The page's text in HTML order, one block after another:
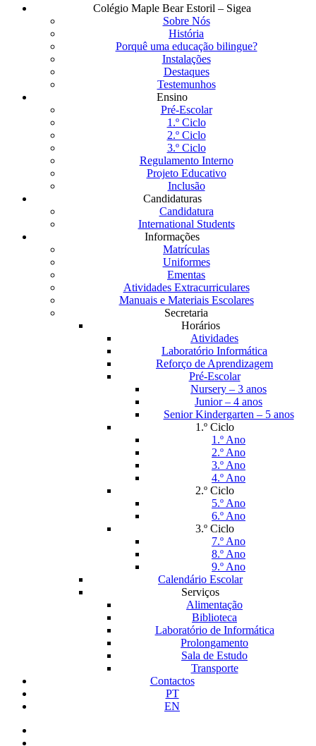
Fechar
Colégio Maple Bear Estoril – Sigea
Sobre Nós
História
Porquê uma educação bilingue?
Instalações
Destaques
Testemunhos
Ensino
Pré-Escolar
1.º Ciclo
2.º Ciclo
3.º Ciclo
Regulamento Interno
Projeto Educativo
Inclusão
Candidaturas
Candidatura
International Students
Informações
Matrículas
Uniformes
Ementas
Atividades Extracurriculares
Manuais e Materiais Escolares
Secretaria
Horários
Atividades
Laboratório Informática
Reforço de Aprendizagem
Pré-Escolar
Nursery – 3 anos
Junior – 4 anos
Senior Kindergarten – 5 anos
1.º Ciclo
1.º Ano
2.º Ano
3.º Ano
4.º Ano
2.º Ciclo
5.º Ano
6.º Ano
3.º Ciclo
7.º Ano
8.º Ano
9.º Ano
Calendário Escolar
Serviços
Alimentação
Biblioteca
Laboratório de Informática
Prolongamento
Sala de Estudo
Transporte
Contactos
PT
EN